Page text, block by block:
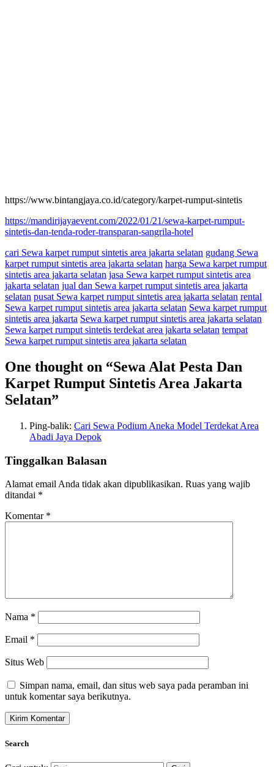
https://www.bintangjaya.co.id/category/karpet-rumput-sintetis
https://mandirijayaevent.com/2022/01/21/sewa-karpet-rumput-
sintetis-dan-tenda-roder-transparan-sangrila-hotel
cari Sewa karpet rumput sintetis area jakarta selatan gudang Sewa
karpet rumput sintetis area jakarta selatan harga Sewa karpet rumput
sintetis area jakarta selatan jasa Sewa karpet rumput sintetis area
jakarta selatan jual dan Sewa karpet rumput sintetis area jakarta
selatan pusat Sewa karpet rumput sintetis area jakarta selatan rental
Sewa karpet rumput sintetis area jakarta selatan Sewa karpet rumput
sintetis area jakarta Sewa karpet rumput sintetis area jakarta selatan
Sewa karpet rumput sintetis terdekat area jakarta selatan tempat
Sewa karpet rumput sintetis area jakarta selatan
One thought on “Sewa Alat Pesta Dan
Karpet Rumput Sintetis Area Jakarta
Selatan”
Ping-balik: Cari Sewa Podium Aneka Model Terdekat Area
Abadi Jaya Depok
Tinggalkan Balasan
Alamat email Anda tidak akan dipublikasikan. Ruas yang wajib
ditandai *
Komentar *
Nama *
Email *
Situs Web
Simpan nama, email, dan situs web saya pada peramban ini
untuk komentar saya berikutnya.
Search